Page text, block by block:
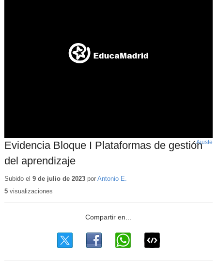
Evidencia Bloque I Plataformas de gestión
del aprendizaje
Ajuste
Subido el 9 de julio de 2023por Antonio E.
5visualizaciones